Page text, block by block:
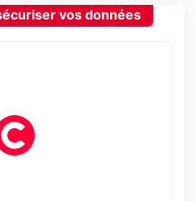
vos données